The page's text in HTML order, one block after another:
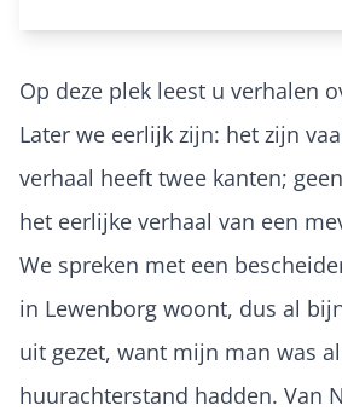
Op deze plek leest u verhalen
Later we eerlijk zijn: het zijn
verhaal heeft twee kanten;
het eerlijke verhaal van een
We spreken met een
in Lewenborg woont, dus al
uit gezet, want mijn man was
huurachterstand hadden. Van